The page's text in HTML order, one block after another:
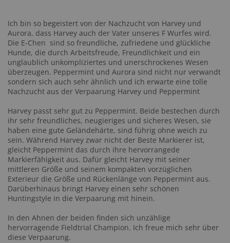
Ich bin so begeistert von der Nachzucht von Harvey und
Aurora, dass Harvey auch der Vater unseres F Wurfes wird.
Die E-Chen sind so freundliche, zufriedene und glückliche
Hunde, die durch Arbeitsfreude, Freundlichkeit und ein
unglaublich unkompliziertes und unerschrockenes Wesen
überzeugen. Peppermint und Aurora sind nicht nur verwandt
sondern sich auch sehr ähnlich und ich erwarte eine tolle
Nachzucht aus der Verpaarung Harvey und Peppermint
Harvey passt sehr gut zu Peppermint. Beide bestechen durch
ihr sehr freundliches, neugieriges und sicheres Wesen, sie
haben eine gute Geländehärte, sind führig ohne weich zu
sein. Während Harvey zwar nicht der Beste Markierer ist,
gleicht Peppermint das durch ihre hervorrangede
Markierfähigkeit aus. Dafür gleicht Harvey mit seiner
mittleren Größe und seinem kompakten vorzüglichen
Exterieur die Größe und Rückenlänge von Peppermint aus.
Darüberhinaus bringt Harvey einen sehr schönen
Huntingstyle in die Verpaarung mit hinein.
In den Ahnen der beiden finden sich unzählige
hervorragende Fieldtrial Champion. Ich freue mich sehr über
diese Verpaarung.